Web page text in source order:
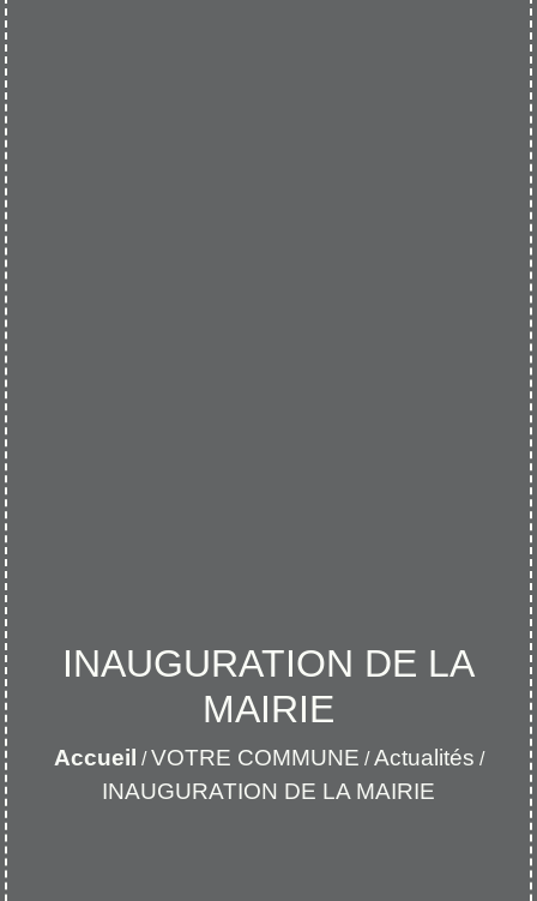
INAUGURATION DE LA
MAIRIE
Accueil /VOTRE COMMUNE /Actualités /
INAUGURATION DE LA MAIRIE